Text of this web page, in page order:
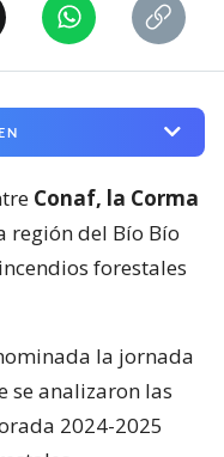
Conaf, la Corma
región del Bío Bío
forestales
la jornada
se analizaron las
2024-2025